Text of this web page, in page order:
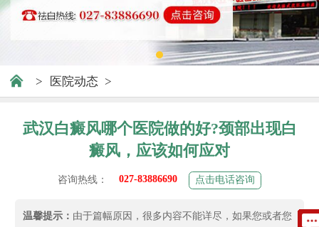
> 医院动态 >
武汉白癜风哪个医院做的好?颈部出现白
癜风，应该如何应对
咨询热线： 027-83886690 点击电话咨询
温馨提示： 由于篇幅原因，很多内容不能详尽，如果您或者您